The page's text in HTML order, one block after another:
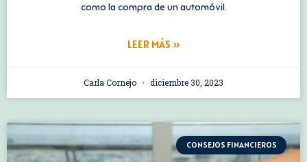
como la compra de un automóvil.
LEER MÁS »
Carla Cornejo diciembre 30, 2023
CONSEJOS FINANCIEROS